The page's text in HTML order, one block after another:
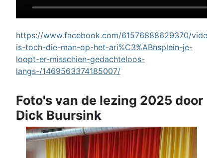
https://www.facebook.com/61576888629370/videos/
is-toch-die-man-op-het-ari%C3%ABnsplein-je-
loopt-er-misschien-gedachteloos-
langs-/1469563374185007/
Foto's van de lezing 2025 door
Dick Buursink